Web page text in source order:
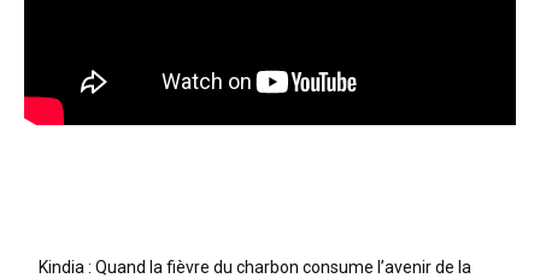
Kindia : Quand la fièvre du charbon consume l’avenir de la